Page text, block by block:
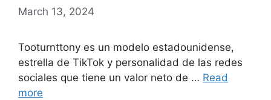
March 13, 2024
Tooturnttony es un modelo estadounidense,
estrella de TikTok y personalidad de las redes
sociales que tiene un valor neto de … Read
more